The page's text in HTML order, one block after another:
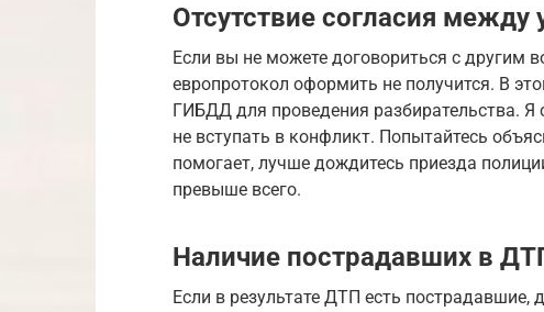
Отсутствие согласия
Если вы не можете договориться с другим
европротокол оформить не получится. В
ГИБДД для проведения разбирательства. Я
не вступать в конфликт. Попытайтесь
помогает, лучше дождитесь приезда
превыше всего.
Наличие пострадавших в
Если в результате ДТП есть пострадавшие,